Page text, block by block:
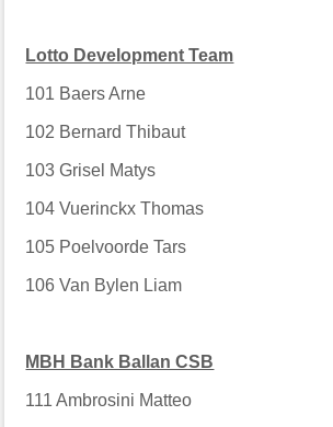
Lotto Development Team
101 Baers Arne
102 Bernard Thibaut
103 Grisel Matys
104 Vuerinckx Thomas
105 Poelvoorde Tars
106 Van Bylen Liam
MBH Bank Ballan CSB
111 Ambrosini Matteo